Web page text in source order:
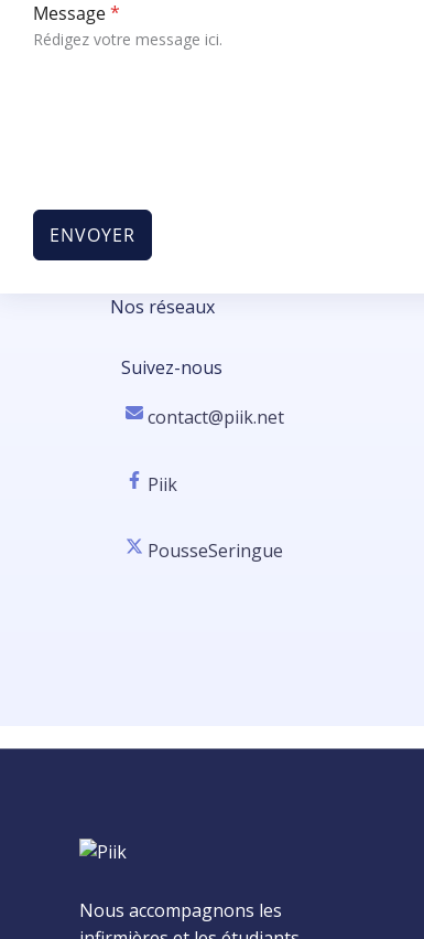
Message*
Rédigez votre message ici.
ENVOYER
Nos réseaux
Suivez-nous
contact@piik.net
Piik
PousseSeringue
Nous accompagnons les